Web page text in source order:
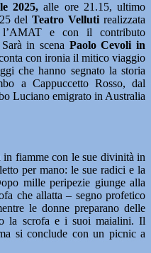
2025, alle ore 21.15, ultimo
25 delTeatro Velluti realizzata
e con il contributo
in scena Paolo Cevoli in
con ironia il mitico viaggio
che hanno segnato la storia
a Cappuccetto Rosso, dal
Luciano emigrato in Australia
fiamme con le sue divinità in
per mano: le sue radici e la
mille peripezie giunge alla
che allatta – segno profetico
le donne preparano delle
la scrofa e i suoi maialini. Il
si conclude con un picnic a